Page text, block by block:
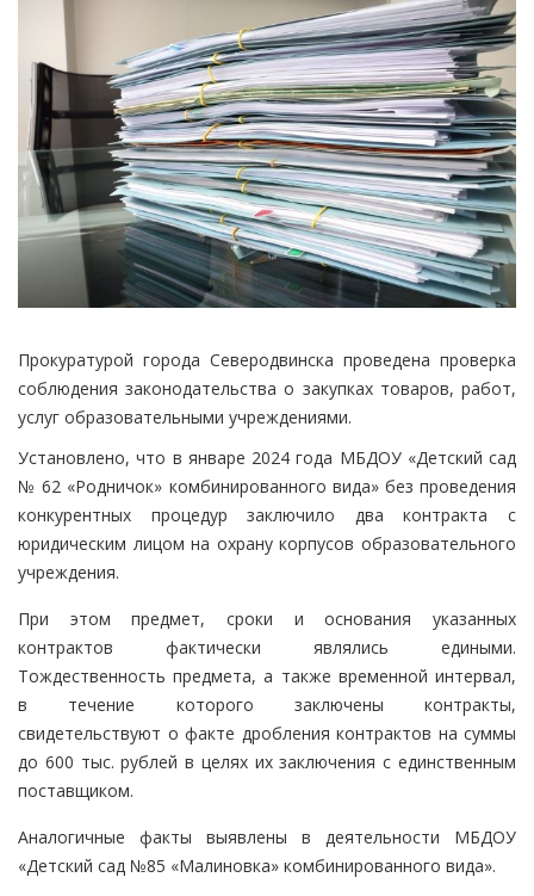
Прокуратурой города Северодвинска проведена проверка
соблюдения законодательства о закупках товаров, работ,
услуг образовательными учреждениями.
Установлено, что в январе 2024 года МБДОУ «Детский сад
№ 62 «Родничок» комбинированного вида» без проведения
конкурентных процедур заключило два контракта с
юридическим лицом на охрану корпусов образовательного
учреждения.
При этом предмет, сроки и основания указанных
контрактов фактически являлись едиными.
Тождественность предмета, а также временной интервал,
в течение которого заключены контракты,
свидетельствуют о факте дробления контрактов на суммы
до 600 тыс. рублей в целях их заключения с единственным
поставщиком.
Аналогичные факты выявлены в деятельности МБДОУ
«Детский сад №85 «Малиновка» комбинированного вида».